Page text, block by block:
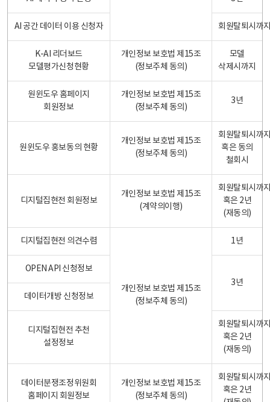
AI 공간 데이터 이용 신청자 회원탈퇴시까
K-AI 리더보드
모델평가신청현황
개인정보 보호법 제15조
(정보주체 동의)
모델
삭제시까지
원윈도우 홈페이지
회원정보
개인정보 보호법 제15조
(정보주체 동의)
3년
원윈도우 홍보동의 현황
개인정보 보호법 제15조
(정보주체 동의)
회원탈퇴시까
혹은 동의
철회시
디지털집현전 회원정보
개인정보 보호법 제15조
(계약의이행)
회원탈퇴시까
혹은 2년
(재동의)
디지털집현전 의견수렴
개인정보 보호법 제15조
(정보주체 동의)
1년
OPEN API 신청정보
3년
데이터개방 신청정보
디지털집현전 추천
설정정보
회원탈퇴시까
혹은 2년
(재동의)
데이터분쟁조정위원회
홈페이지 회원정보
개인정보 보호법 제15조
(정보주체 동의)
회원탈퇴시까
혹은 2년